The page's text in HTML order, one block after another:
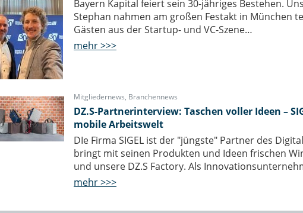
Bayern Kapital feiert sein 30-jähriges Bestehen.
Stephan nahmen am großen Festakt in München
Gästen aus der Startup- und VC-Szene…
mehr >>>
Mitgliedernews, Branchennews
DZ.S-Partnerinterview: Taschen voller Ideen –
mobile Arbeitswelt
DIe Firma SIGEL ist der "jüngste" Partner des
bringt mit seinen Produkten und Ideen frischen
und unsere DZ.S Factory. Als
mehr >>>